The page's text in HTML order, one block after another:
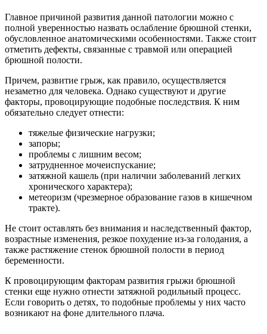
Главное причиной развития данной патологии можно с
полной уверенностью назвать ослабление брюшной стенки,
обусловленное анатомическими особенностями. Также стоит
отметить дефекты, связанные с травмой или операцией
брюшной полости.
Причем, развитие грыж, как правило, осуществляется
незаметно для человека. Однако существуют и другие
факторы, провоцирующие подобные последствия. К ним
обязательно следует отнести:
тяжелые физические нагрузки;
запоры;
проблемы с лишним весом;
затрудненное мочеиспускание;
затяжной кашель (при наличии заболеваний легких
хронического характера);
метеоризм (чрезмерное образование газов в кишечном
тракте).
Не стоит оставлять без внимания и наследственный фактор,
возрастные изменения, резкое похудение из-за голодания, а
также растяжение стенок брюшной полости в период
беременности.
К провоцирующим факторам развития грыжи брюшной
стенки еще нужно отнести затяжной родильный процесс.
Если говорить о детях, то подобные проблемы у них часто
возникают на фоне длительного плача.